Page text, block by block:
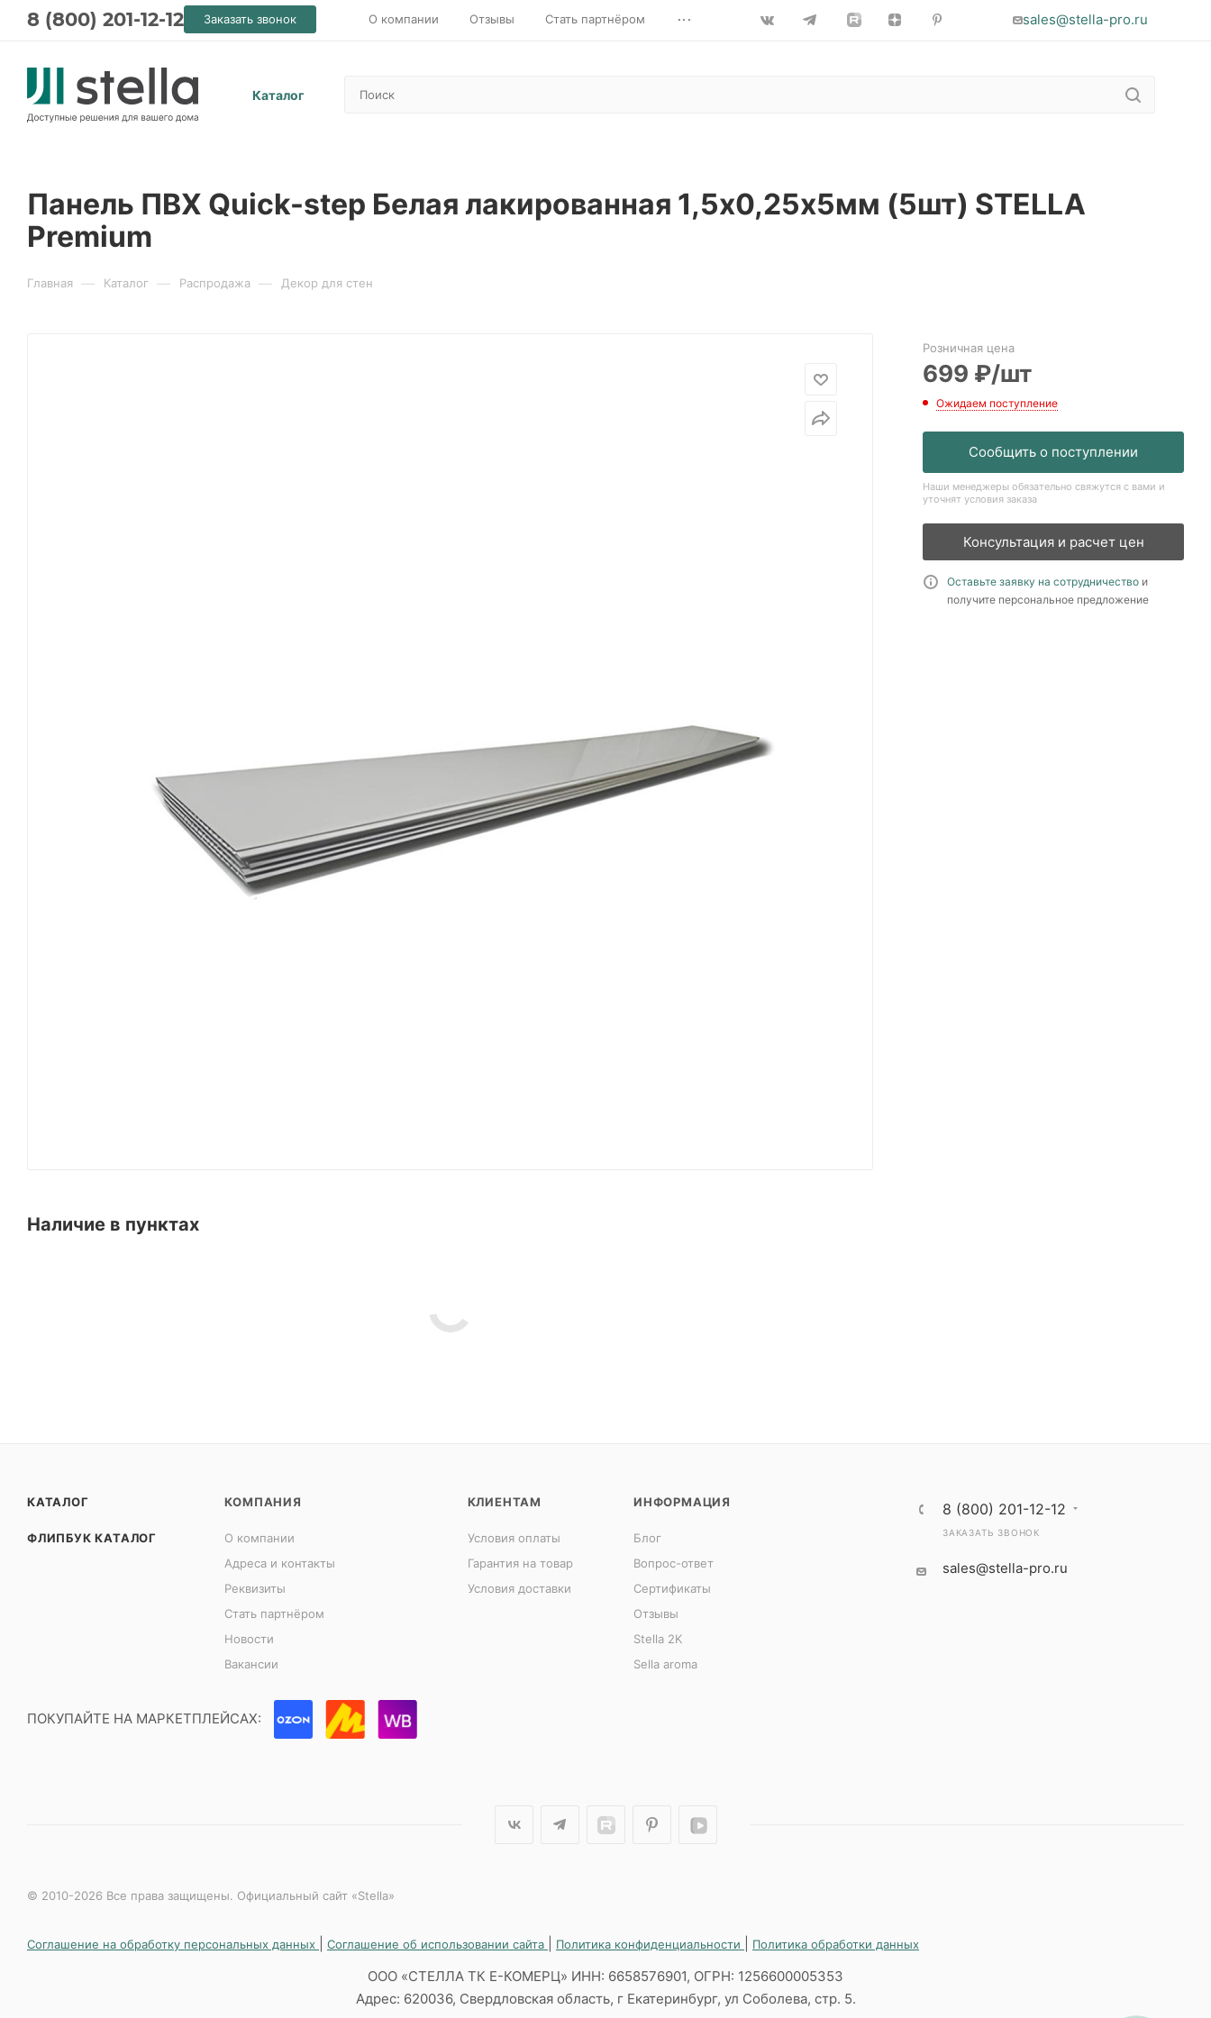
8 (800) 201-12-12 Заказать звонок О компании Отзывы Стать партнёром ... sales@stella-pro.ru
Каталог
Панель ПВХ Quick-step Белая лакированная 1,5х0,25х5мм (5шт) STELLA
Premium
Главная — Каталог — Распродажа — Декор для стен
Наличие в пунктах
Розничная цена
699 ₽/шт
Ожидаем поступление
Сообщить о поступлении
Наши менеджеры обязательно свяжутся с вами и
уточнят условия заказа
Консультация и расчет цен
Оставьте заявку на сотрудничество и
получите персональное предложение
КАТАЛОГ
ФЛИПБУК КАТАЛОГ
КОМПАНИЯ
О компании
Адреса и контакты
Реквизиты
Стать партнёром
Новости
Вакансии
КЛИЕНТАМ
Условия оплаты
Гарантия на товар
Условия доставки
ИНФОРМАЦИЯ
Блог
Вопрос-ответ
Сертификаты
Отзывы
Stella 2K
Sella aroma
8 (800) 201-12-12
ЗАКАЗАТЬ ЗВОНОК
sales@stella-pro.ru
ПОКУПАЙТЕ НА МАРКЕТПЛЕЙСАХ:
© 2010-2026 Все права защищены. Официальный сайт «Stella»
Соглашение на обработку персональных данных Соглашение об использовании сайта Политика конфиденциальности Политика обработки данных
ООО «СТЕЛЛА ТК Е-КОМЕРЦ» ИНН: 6658576901, ОГРН: 1256600005353
Адрес: 620036, Свердловская область, г Екатеринбург, ул Соболева, стр. 5.